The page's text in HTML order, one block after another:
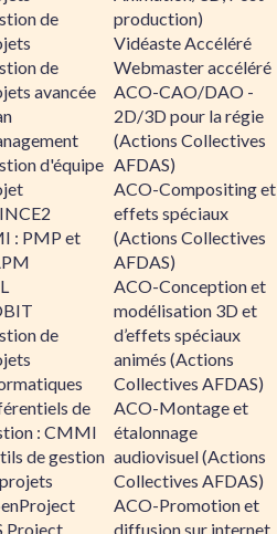
de
de
avancée
d'équipe
: PMP et
de
de
: CMMI
de gestion
Project
production)
Vidéaste Accéléré
Webmaster accéléré
ACO-CAO/DAO -
2D/3D pour la régie
(Actions Collectives
AFDAS)
ACO-Compositing et
effets spéciaux
(Actions Collectives
AFDAS)
ACO-Conception et
modélisation 3D et
d’effets spéciaux
animés (Actions
Collectives AFDAS)
ACO-Montage et
étalonnage
audiovisuel (Actions
Collectives AFDAS)
ACO-Promotion et
diffusion sur internet